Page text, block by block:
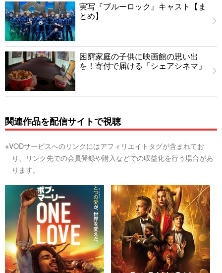
実写『ブルーロック』キャスト【ま
とめ】
困窮家庭の子供に映画館の思い出
を！寄付で届ける「シェアシネマ」
関連作品を配信サイトで視聴
※VODサービスへのリンクにはアフィリエイトタグが含まれてお
り、リンク先での会員登録や購入などでの収益化を行う場合があ
ります。